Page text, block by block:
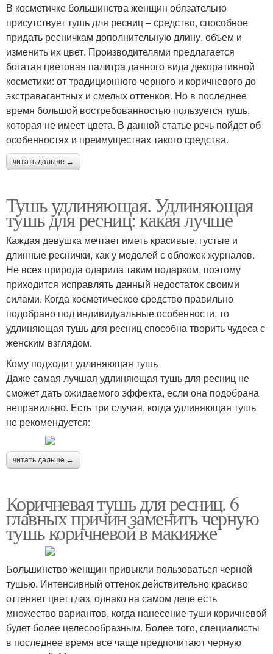
В косметичке большинства женщин обязательно
присутствует тушь для ресниц – средство, способное
придать ресничкам дополнительную длину, объем и
изменить их цвет. Производителями предлагается
богатая цветовая палитра данного вида декоративной
косметики: от традиционного черного и коричневого до
экстравагантных и смелых оттенков. Но в последнее
время большой востребованностью пользуется тушь,
которая не имеет цвета. В данной статье речь пойдет об
особенностях и преимуществах такого средства.
читать дальше →
Тушь удлиняющая. Удлиняющая
тушь для ресниц: какая лучше
Каждая девушка мечтает иметь красивые, густые и
длинные реснички, как у моделей с обложек журналов.
Не всех природа одарила таким подарком, поэтому
приходится исправлять данный недостаток своими
силами. Когда косметическое средство правильно
подобрано под индивидуальные особенности, то
удлиняющая тушь для ресниц способна творить чудеса с
женским взглядом.
Кому подходит удлиняющая тушь
Даже самая лучшая удлиняющая тушь для ресниц не
сможет дать ожидаемого эффекта, если она подобрана
неправильно. Есть три случая, когда удлиняющая тушь
не рекомендуется:
читать дальше →
Коричневая тушь для ресниц. 6
главных причин заменить черную
тушь коричневой в макияже
Большинство женщин привыкли пользоваться черной
тушью. Интенсивный оттенок действительно красиво
оттеняет цвет глаз, однако на самом деле есть
множество вариантов, когда нанесение туши коричневой
будет более целесообразным. Более того, специалисты
в последнее время все чаще предпочитают черную